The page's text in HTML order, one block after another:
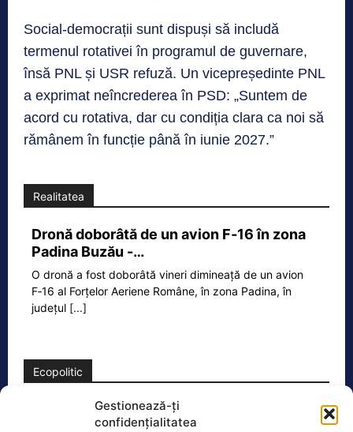
Gestionează-ți
confidențialitatea
Social-democrații sunt dispuși să includă
termenul rotativei în programul de guvernare,
însă PNL și USR refuză. Un vicepreședinte PNL
a exprimat neîncrederea în PSD: „Suntem de
acord cu rotativa, dar cu condiția clara ca noi să
rămânem în funcție până în iunie 2027.”
Realitatea
Dronă doborâtă de un avion F‑16 în zona
Padina Buzău -…
O dronă a fost doborâtă vineri dimineață de un avion
F‑16 al Forțelor Aeriene Române, în zona Padina, în
județul [...]
Ecopolitic
Dronă explodată în Bulgaria: Sistemele de
supraveghere radar ale MApN nu…